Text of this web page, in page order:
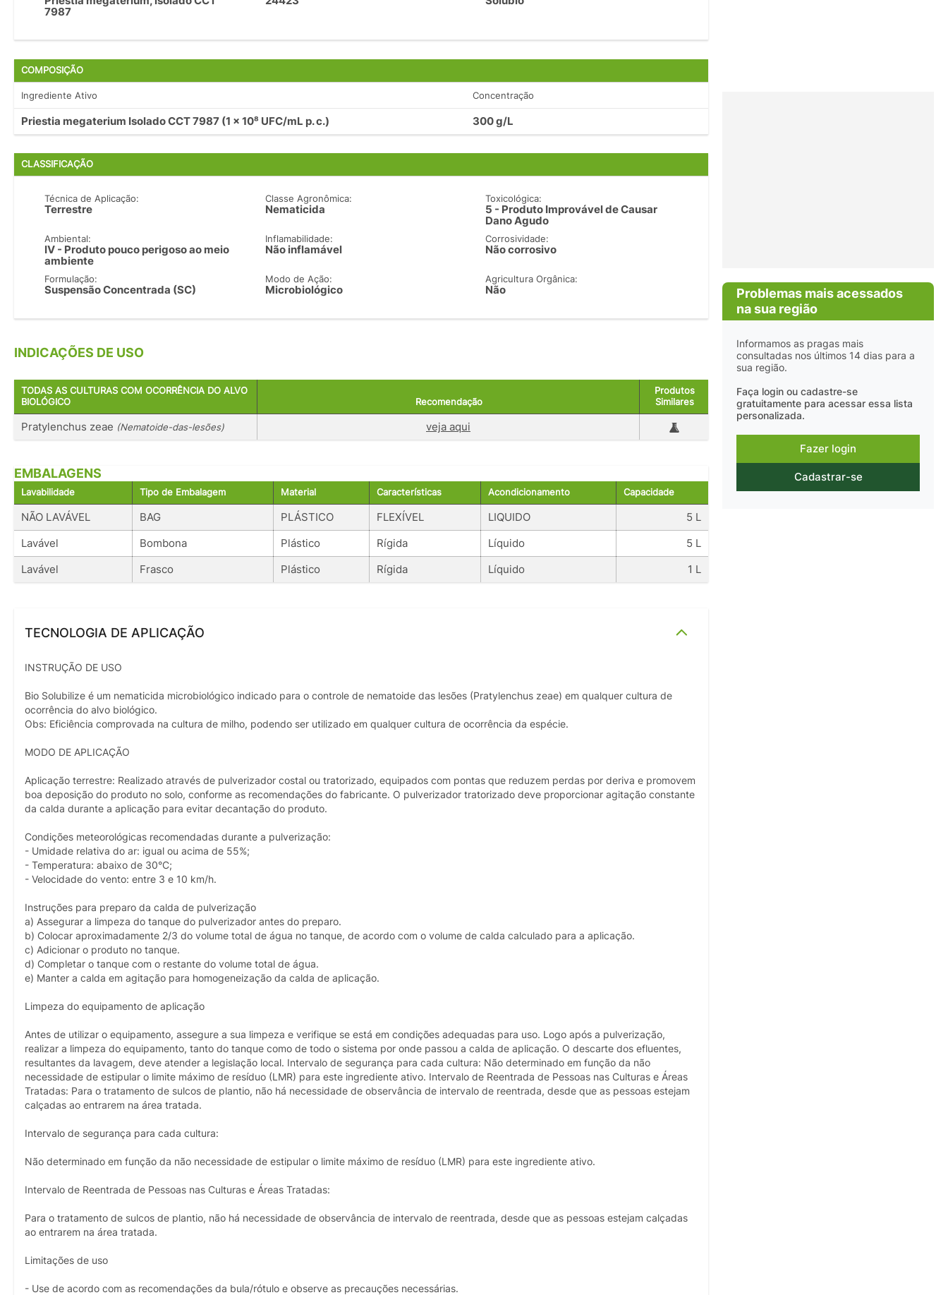
7987
COMPOSIÇÃO
Ingrediente Ativo Concentração
Priestia megaterium Isolado CCT 7987 (1 x 10⁸ UFC/mL p. c.) 300 g/L
CLASSIFICAÇÃO
Técnica de Aplicação:
Terrestre
Classe Agronômica:
Nematicida
Toxicológica:
5 - Produto Improvável de Causar
Dano Agudo
Ambiental:
IV - Produto pouco perigoso ao meio
ambiente
Inflamabilidade:
Não inflamável
Corrosividade:
Não corrosivo
Formulação:
Suspensão Concentrada (SC)
Modo de Ação:
Microbiológico
Agricultura Orgânica:
Não
INDICAÇÕES DE USO
TODAS AS CULTURAS COM OCORRÊNCIA DO ALVO
BIOLÓGICO
Recomendação
Produtos
Similares
Pratylenchus zeae (Nematoide-das-lesões) veja aqui
EMBALAGENS
Lavabilidade Tipo de Embalagem Material Características Acondicionamento Capacidade
NÃO LAVÁVEL BAG PLÁSTICO FLEXÍVEL LIQUIDO
5 L
Lavável
Bombona Plástico Rígida Líquido
5 L
Lavável
Frasco Plástico Rígida Líquido 1 L
TECNOLOGIA DE APLICAÇÃO
INSTRUÇÃO DE USO
Bio Solubilize é um nematicida microbiológico indicado para o controle de nematoide das lesões (Pratylenchus zeae) em qualquer cultura de
ocorrência do alvo biológico.
Obs: Eficiência comprovada na cultura de milho, podendo ser utilizado em qualquer cultura de ocorrência da espécie.
MODO DE APLICAÇÃO
Aplicação terrestre: Realizado através de pulverizador costal ou tratorizado, equipados com pontas que reduzem perdas por deriva e promovem
boa deposição do produto no solo, conforme as recomendações do fabricante. O pulverizador tratorizado deve proporcionar agitação constante
da calda durante a aplicação para evitar decantação do produto.
Condições meteorológicas recomendadas durante a pulverização:
- Umidade relativa do ar: igual ou acima de 55%;
- Temperatura: abaixo de 30°C;
- Velocidade do vento: entre 3 e 10 km/h.
Instruções para preparo da calda de pulverização
a) Assegurar a limpeza do tanque do pulverizador antes do preparo.
b) Colocar aproximadamente 2/3 do volume total de água no tanque, de acordo com o volume de calda calculado para a aplicação.
c) Adicionar o produto no tanque.
d) Completar o tanque com o restante do volume total de água.
e) Manter a calda em agitação para homogeneização da calda de aplicação.
Limpeza do equipamento de aplicação
Antes de utilizar o equipamento, assegure a sua limpeza e verifique se está em condições adequadas para uso. Logo após a pulverização,
realizar a limpeza do equipamento, tanto do tanque como de todo o sistema por onde passou a calda de aplicação. O descarte dos efluentes,
resultantes da lavagem, deve atender a legislação local. Intervalo de segurança para cada cultura: Não determinado em função da não
necessidade de estipular o limite máximo de resíduo (LMR) para este ingrediente ativo. Intervalo de Reentrada de Pessoas nas Culturas e Áreas
Tratadas: Para o tratamento de sulcos de plantio, não há necessidade de observância de intervalo de reentrada, desde que as pessoas estejam
calçadas ao entrarem na área tratada.
Intervalo de segurança para cada cultura:
Não determinado em função da não necessidade de estipular o limite máximo de resíduo (LMR) para este ingrediente ativo.
Intervalo de Reentrada de Pessoas nas Culturas e Áreas Tratadas:
Para o tratamento de sulcos de plantio, não há necessidade de observância de intervalo de reentrada, desde que as pessoas estejam calçadas
ao entrarem na área tratada.
Limitações de uso
- Use de acordo com as recomendações da bula/rótulo e observe as precauções necessárias.
Problemas mais acessados
na sua região
Informamos as pragas mais
consultadas nos últimos 14 dias para a
sua região.
Faça login ou cadastre-se
gratuitamente para acessar essa lista
personalizada.
Fazer login
Cadastrar-se